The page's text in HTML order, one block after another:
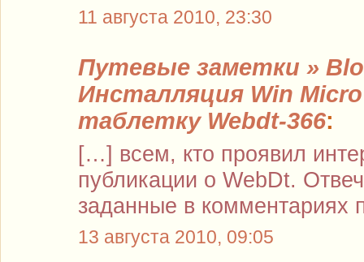
11 августа 2010, 23:30
Путевые заметки »
Инсталляция Win
таблетку Webdt-366:
[…] всем, кто проявил
публикации о WebDt.
заданные в
13 августа 2010, 09:05